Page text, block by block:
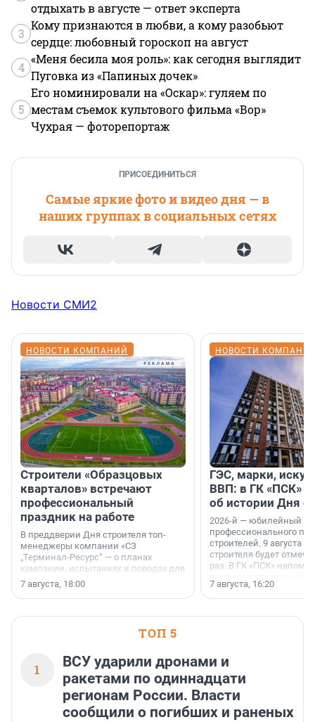
отдыхать в августе — ответ эксперта
3
Кому признаются в любви, а кому разобьют
сердце: любовный гороскоп на август
4
«Меня бесила моя роль»: как сегодня выглядит
Пуговка из «Папиных дочек»
5
Его номинировали на «Оскар»: гуляем по
местам съемок культового фильма «Вор»
Чухрая — фоторепортаж
ПРИСОЕДИНИТЬСЯ
Самые яркие фото и видео дня — в
наших группах в социальных сетях
Новости СМИ2
НОВОСТИ КОМПАНИЙ
Строители «Образцовых
кварталов» встречают
профессиональный
праздник на работе
В преддверии Дня строителя топ-
менеджеры компании «СЗ
„Терминал-Ресурс“ — о планах
компании, испытаниях и поводах для
осторожного оптимизма.
7 августа, 18:00
НОВОСТИ
ГЭС, марки,
ВВП: в ГК «ПСК»
об истории Дня
2026-й — юбилейный
профессионального
строителей. 9 августа
строителя будет
раз. В ГК «ПСК»
поменялась роль
7 августа, 16:20
ТОП 5
1
ВСУ ударили дронами и
ракетами по одиннадцати
регионам России. Власти
сообщили о погибших и раненых